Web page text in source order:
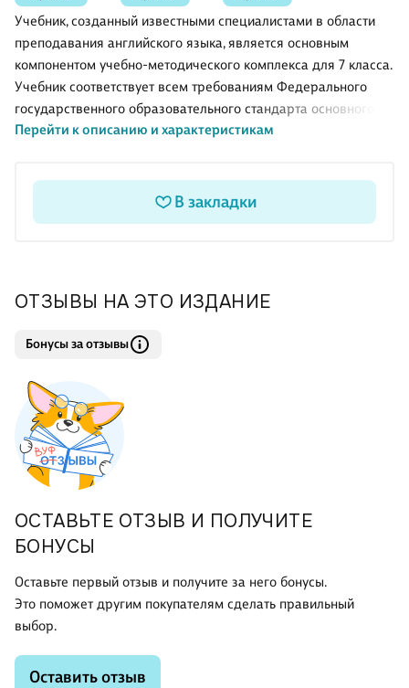
Учебник, созданный известными специалистами в области
преподавания английского языка, является основным
компонентом учебно-методического комплекса для 7 класса.
Учебник соответствует всем требованиям Федерального
государственного образовательного стандарта основного
общего образования.
Перейти к описанию и характеристикам
В закладки
ОТЗЫВЫ НА ЭТО ИЗДАНИЕ
Бонусы за отзывы
ОСТАВЬТЕ ОТЗЫВ И ПОЛУЧИТЕ
БОНУСЫ
Оставьте первый отзыв и получите за него бонусы.
Это поможет другим покупателям сделать правильный
выбор.
Оставить отзыв